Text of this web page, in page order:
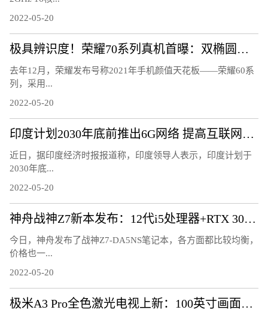
2022-05-20
极具辨识度！荣耀70系列真机首曝：双椭圆镜头太吸睛
去年12月，荣耀发布号称2021年手机颜值天花板——荣耀60系
列，采用...
2022-05-20
印度计划2030年底前推出6G网络 提高互联网速度
近日，据印度经济时报报道称，印度领导人表示，印度计划于
2030年底...
2022-05-20
神舟战神Z7新本发布：12代i5处理器+RTX 3050显卡
今日，神舟发布了战神Z7-DA5NS笔记本，各方面都比较均衡，
价格也一...
2022-05-20
极米A3 Pro全色激光电视上新：100英寸画面超OLED电视